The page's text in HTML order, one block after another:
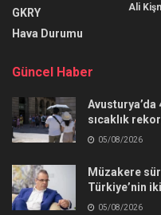
GKRY
Hava Durumu
Ali
Güncel Haber
Avusturya’da
sıcaklık
05/08/2026
Müzakere
Türkiye’nin
05/08/2026